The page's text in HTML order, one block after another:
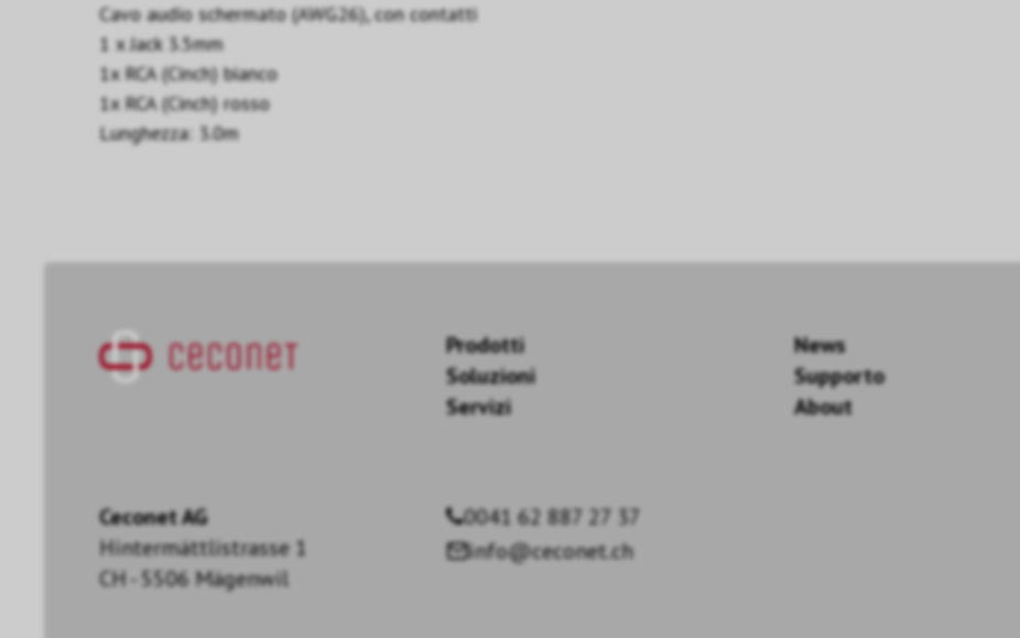
Cavo audio schermato (AWG26), con contatti
1 x Jack 3.5mm
1x RCA (Cinch) bianco
1x RCA (Cinch) rosso
Lunghezza: 3.0m
Prodotti
Soluzioni
Servizi
News
Supporto
About
Ceconet AG
Hintermättlistrasse 1
CH - 5506 Mägenwil
0041 62 887 27 37
info@ceconet.ch